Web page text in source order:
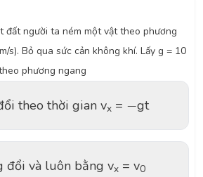
đất người ta ném một vật theo phương
s). Bỏ qua sức cản không khí. Lấy g = 10
phương ngang
theo thời gian vx = −gt
đổi và luôn bằng vx = v0